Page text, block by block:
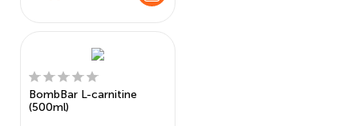
BombBar L-carnitine
(500ml)